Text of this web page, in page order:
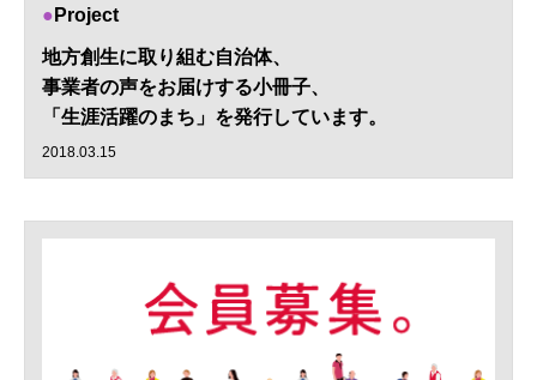
Project
地方創生に取り組む自治体、
事業者の声をお届けする小冊子、
「生涯活躍のまち」を発行しています。
2018.03.15